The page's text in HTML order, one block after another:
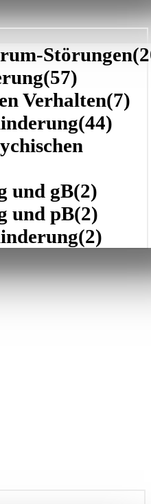
Störungen
(57)
Verhalten(7)
(44)
und gB(2)
und pB(2)
(2)